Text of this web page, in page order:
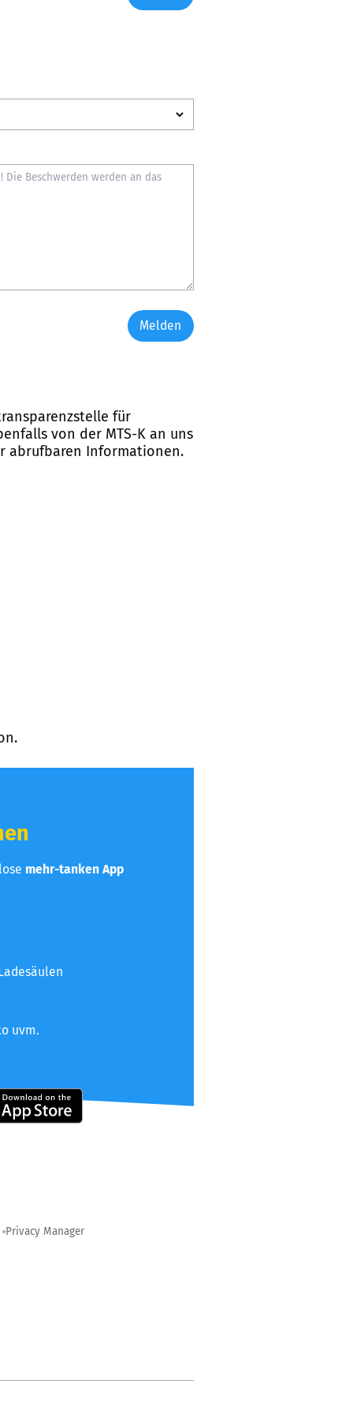
Melden
für
von der MTS-K an uns
abrufbaren Informationen.
mehr-tanken App
uvm.
Privacy Manager